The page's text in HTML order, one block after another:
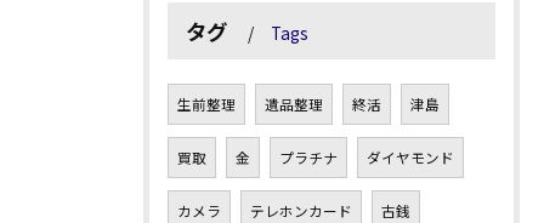
タグ Tags
生前整理 遺品整理 終活 津島
買取 金 プラチナ ダイヤモンド
カメラ テレホンカード 古銭